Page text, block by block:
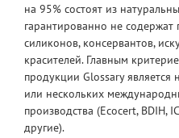
на 95% состоят из
гарантированно не
силиконов, консервантов,
красителей. Главным
продукции Glossary
или нескольких
производства (Ecocert, BDIH,
другие).